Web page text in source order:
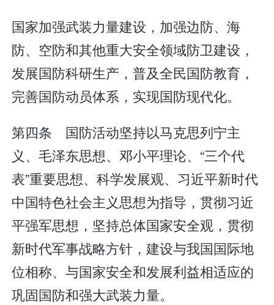
国家加强武装力量建设，加强边防、海
防、空防和其他重大安全领域防卫建设，
发展国防科研生产，普及全民国防教育，
完善国防动员体系，实现国防现代化。
第四条 国防活动坚持以马克思列宁主
义、毛泽东思想、邓小平理论、“三个代
表”重要思想、科学发展观、习近平新时代
中国特色社会主义思想为指导，贯彻习近
平强军思想，坚持总体国家安全观，贯彻
新时代军事战略方针，建设与我国国际地
位相称、与国家安全和发展利益相适应的
巩固国防和强大武装力量。